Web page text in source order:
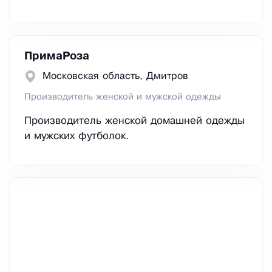
ПримаРоза
Московская область, Дмитров
Производитель женской и мужской одежды
Производитель женской домашней одежды
и мужских футболок.